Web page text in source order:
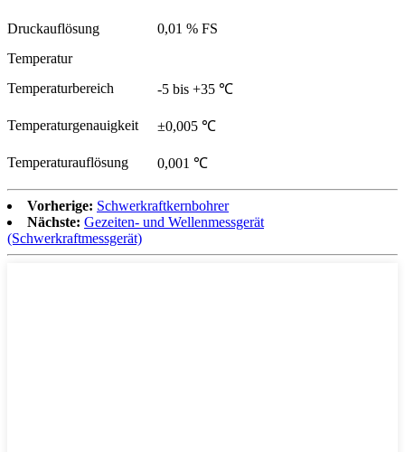
Druckauflösung
0,01 % FS
Temperatur
Temperaturbereich
-5 bis +35 ℃
Temperaturgenauigkeit ±0,005 ℃
Temperaturauflösung 0,001 ℃
Vorherige: Schwerkraftkernbohrer
Nächste: Gezeiten- und Wellenmessgerät
(Schwerkraftmessgerät)